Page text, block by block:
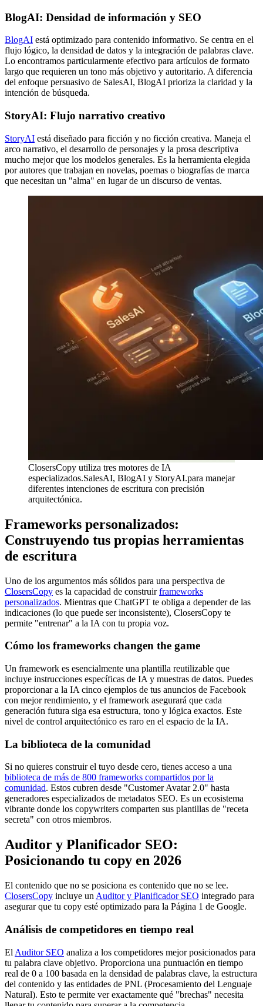
BlogAI: Densidad de información y SEO
BlogAI está optimizado para contenido informativo. Se centra en el
flujo lógico, la densidad de datos y la integración de palabras clave.
Lo encontramos particularmente efectivo para artículos de formato
largo que requieren un tono más objetivo y autoritario. A diferencia
del enfoque persuasivo de SalesAI, BlogAI prioriza la claridad y la
intención de búsqueda.
StoryAI: Flujo narrativo creativo
StoryAI está diseñado para ficción y no ficción creativa. Maneja el
arco narrativo, el desarrollo de personajes y la prosa descriptiva
mucho mejor que los modelos generales. Es la herramienta elegida
por autores que trabajan en novelas, poemas o biografías de marca
que necesitan un "alma" en lugar de un discurso de ventas.
ClosersCopy utiliza tres motores de IA
especializados.SalesAI, BlogAI y StoryAI.para manejar
diferentes intenciones de escritura con precisión
arquitectónica.
Frameworks personalizados:
Construyendo tus propias herramientas
de escritura
Uno de los argumentos más sólidos para una perspectiva de
ClosersCopy es la capacidad de construirframeworks
personalizados. Mientras que ChatGPT te obliga a depender de las
indicaciones (lo que puede ser inconsistente), ClosersCopy te
permite "entrenar" a la IA con tu propia voz.
Cómo los frameworks changen the game
Un framework es esencialmente una plantilla reutilizable que
incluye instrucciones específicas de IA y muestras de datos. Puedes
proporcionar a la IA cinco ejemplos de tus anuncios de Facebook
con mejor rendimiento, y el framework asegurará que cada
generación futura siga esa estructura, tono y lógica exactos. Este
nivel de control arquitectónico es raro en el espacio de la IA.
La biblioteca de la comunidad
Si no quieres construir el tuyo desde cero, tienes acceso a una
biblioteca de más de 800 frameworks compartidos por la
comunidad. Estos cubren desde "Customer Avatar 2.0" hasta
generadores especializados de metadatos SEO. Es un ecosistema
vibrante donde los copywriters comparten sus plantillas de "receta
secreta" con otros miembros.
Auditor y Planificador SEO:
Posicionando tu copy en 2026
El contenido que no se posiciona es contenido que no se lee.
ClosersCopy incluye un Auditor y Planificador SEO integrado para
asegurar que tu copy esté optimizado para la Página 1 de Google.
Análisis de competidores en tiempo real
El Auditor SEO analiza a los competidores mejor posicionados para
tu palabra clave objetivo. Proporciona una puntuación en tiempo
real de 0 a 100 basada en la densidad de palabras clave, la estructura
del contenido y las entidades de PNL (Procesamiento del Lenguaje
Natural). Esto te permite ver exactamente qué "brechas" necesita